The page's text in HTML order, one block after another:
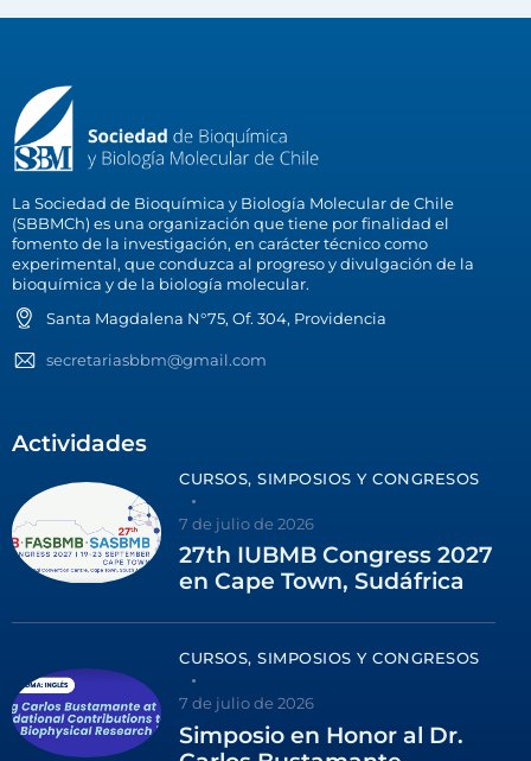
La Sociedad de Bioquímica y Biología Molecular de Chile
(SBBMCh) es una organización que tiene por finalidad el
fomento de la investigación, en carácter técnico como
experimental, que conduzca al progreso y divulgación de la
bioquímica y de la biología molecular.
Santa Magdalena N°75, Of. 304, Providencia
secretariasbbm@gmail.com
Actividades
CURSOS, SIMPOSIOS Y CONGRESOS
7 de julio de 2026
27th IUBMB Congress 2027
en Cape Town, Sudáfrica
CURSOS, SIMPOSIOS Y CONGRESOS
7 de julio de 2026
Simposio en Honor al Dr.